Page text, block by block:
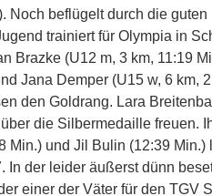
Noch beflügelt durch die guten
trainiert für Olympia in
Brazke (U12 m, 3 km, 11:19
Jana Demper (U15 w, 6 km,
den Goldrang. Lara
die Silbermedaille freuen.
Min.) und Jil Bulin (12:39 Min.)
In der leider äußerst dünn
einer der Väter für den TGV